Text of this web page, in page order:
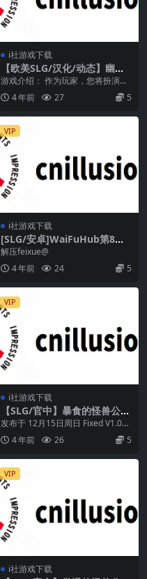
i社游戏下载
【欧美SLG/汉化/动态】幽灵
般的欲望/A Ghostly Desire
V0.8 Alpha 汉化中文版【PC
+安卓/3.2G】【微云网盘/直
游戏介绍： 作为玩家，您将扮演
“马克”，进入他的生活。并进入他的
生活， 在他结...
4 年前 27 5
VIP
i社游戏下载
[SLG/安卓]WaiFuHub第8部
[百度/FM云][1355M]
解压feixue@
4 年前
24 5
VIP
i社游戏下载
【SLG/官中】暴食的怪兽公
主：惑星美食之旅 Ver1.06 官
方中文步兵版【4G】【微云网
盘/直链】
发布于 12月15日周日 Fixed V1.06
– 修正可能造成遊...
4 年前 26 5
VIP
i社游戏下载